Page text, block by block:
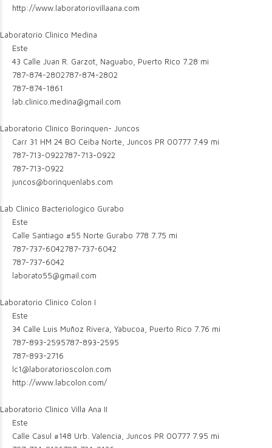
http://www.laboratoriovillaana.com
Laboratorio Clinico Medina
Este
43 Calle Juan R. Garzot, Naguabo, Puerto Rico 7.28 mi
787-874-2802787-874-2802
787-874-1861
lab.clinico.medina@gmail.com
Laboratorio Clinico Borinquen- Juncos
Carr 31 HM 24 BO Ceiba Norte, Juncos PR 00777 7.49 mi
787-713-0922787-713-0922
787-713-0922
juncos@borinquenlabs.com
Lab Clinico Bacteriologico Gurabo
Este
Calle Santiago #55 Norte Gurabo 778 7.75 mi
787-737-6042787-737-6042
787-737-6042
laborato55@gmail.com
Laboratorio Clinico Colon I
Este
34 Calle Luis Muñoz Rivera, Yabucoa, Puerto Rico 7.76 mi
787-893-2595787-893-2595
787-893-2716
lc1@laboratorioscolon.com
http://www.labcolon.com/
Laboratorio Clinico Villa Ana II
Este
Calle Casul #148 Urb. Valencia, Juncos PR 00777 7.95 mi